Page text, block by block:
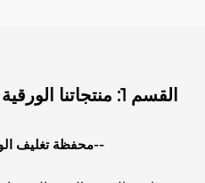
القسم 1: منتجاتنا الورقية
--محفظة تغليف الورق: